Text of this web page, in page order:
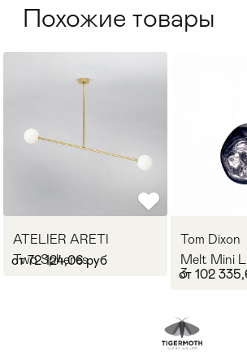
Похожие товары
ATELIER ARETI
Two Spheres
от 72 124,06 руб
Tom Dixon
Melt Mini
3
от 102